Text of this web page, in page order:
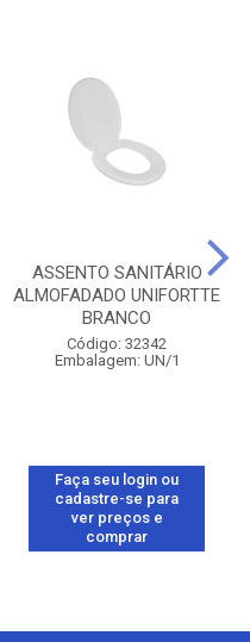
ASSENTO SANITÁRIO
ALMOFADADO UNIFORTTE
BRANCO
Código: 32342
Embalagem: UN/1
Faça seu login ou
cadastre-se para
ver preços e
comprar